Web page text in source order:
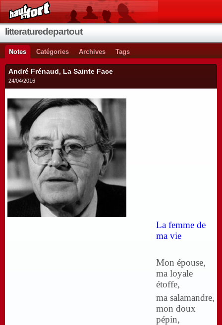
litteraturedepartout
Notes Catégories Archives Tags
André Frénaud, La Sainte Face
24/04/2016
La femme de
ma vie
Mon épouse,
ma loyale
étoffe,
ma salamandre,
mon doux
pépin,